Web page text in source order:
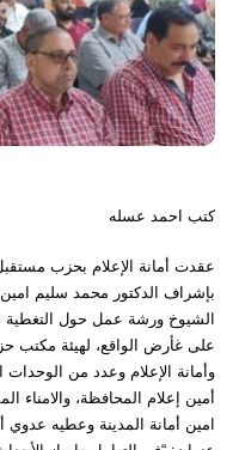
كتب احمد عسله
عقدت أمانة الإعلام بحزب
بإشراف الدكتور محمد سليم
الشيوخ ورشة عمل حول التغطية
على غأرض الواقع، لهيئة مكتب
وأمانة الإعلام وعدد من الوحدات
أمين إعلام المحافظة، والامناء
امين أمانة المدينة وعطيه